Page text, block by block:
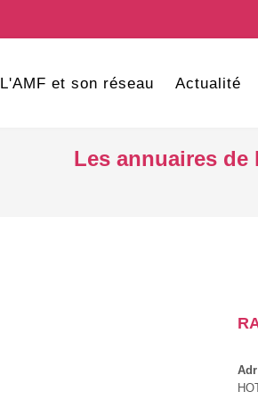
L'AMF et son réseau Actualité
Les annuaires de